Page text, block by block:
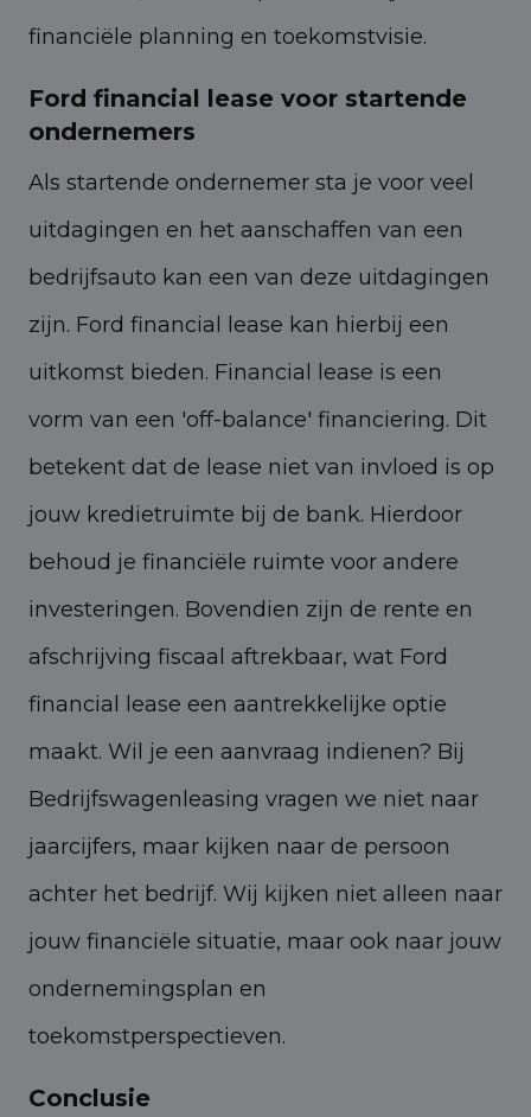
financiële planning en toekomstvisie.
Ford financial lease voor startende
ondernemers
Als startende ondernemer sta je voor veel
uitdagingen en het aanschaffen van een
bedrijfsauto kan een van deze uitdagingen
zijn. Ford financial lease kan hierbij een
uitkomst bieden. Financial lease is een
vorm van een 'off-balance' financiering. Dit
betekent dat de lease niet van invloed is op
jouw kredietruimte bij de bank. Hierdoor
behoud je financiële ruimte voor andere
investeringen. Bovendien zijn de rente en
afschrijving fiscaal aftrekbaar, wat Ford
financial lease een aantrekkelijke optie
maakt. Wil je een aanvraag indienen? Bij
Bedrijfswagenleasing vragen we niet naar
jaarcijfers, maar kijken naar de persoon
achter het bedrijf. Wij kijken niet alleen naar
jouw financiële situatie, maar ook naar jouw
ondernemingsplan en
toekomstperspectieven.
Conclusie